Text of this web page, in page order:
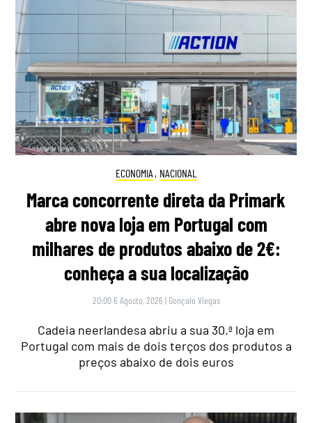
ECONOMIA , NACIONAL
Marca concorrente direta da Primark
abre nova loja em Portugal com
milhares de produtos abaixo de 2€:
conheça a sua localização
20:00 6 Agosto, 2026 | Gonçalo Viegas
Cadeia neerlandesa abriu a sua 30.ª loja em
Portugal com mais de dois terços dos produtos a
preços abaixo de dois euros